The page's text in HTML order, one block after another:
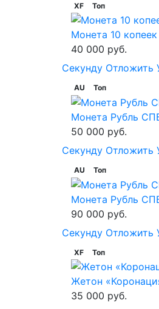
XF Топ
Монета 10
40 000 руб.
Cекунду Отложить
AU Топ
Монета Рубль
50 000 руб.
Cекунду Отложить
AU Топ
Монета Рубль
90 000 руб.
Cекунду Отложить
XF Топ
Жетон
35 000 руб.